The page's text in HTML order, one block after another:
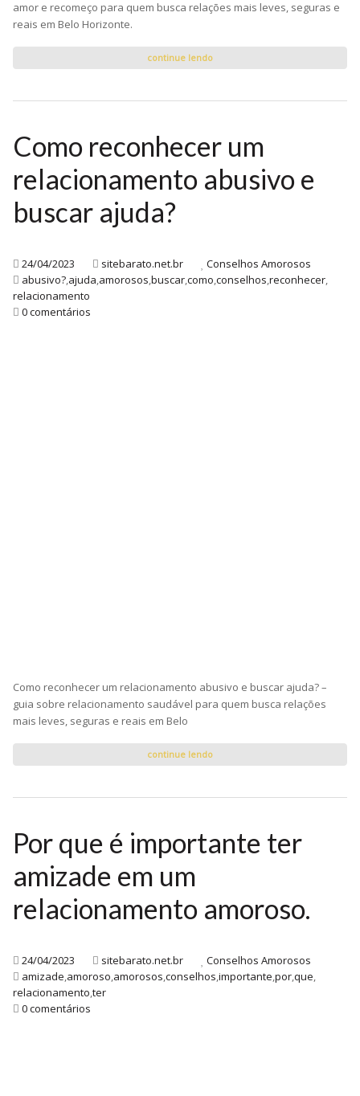
amor e recomeço para quem busca relações mais leves, seguras e
reais em Belo Horizonte.
continue lendo
Como reconhecer um
relacionamento abusivo e
buscar ajuda?
24/04/2023 sitebarato.net.br
Conselhos Amorosos
abusivo?,ajuda,amorosos,buscar,como,conselhos,reconhecer,
relacionamento
0 comentários
Como reconhecer um relacionamento abusivo e buscar ajuda? –
guia sobre relacionamento saudável para quem busca relações
mais leves, seguras e reais em Belo
continue lendo
Por que é importante ter
amizade em um
relacionamento amoroso.
24/04/2023 sitebarato.net.br
Conselhos Amorosos
amizade,amoroso,amorosos,conselhos,importante,por,que,
relacionamento,ter
0 comentários